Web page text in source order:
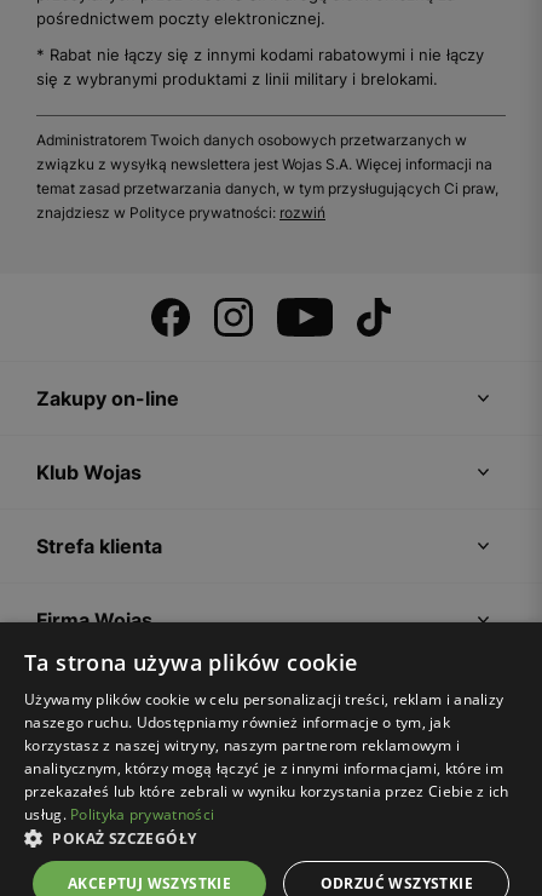
pośrednictwem poczty elektronicznej.
* Rabat nie łączy się z innymi kodami rabatowymi i nie łączy
się z wybranymi produktami z linii military i brelokami.
Administratorem Twoich danych osobowych przetwarzanych w
związku z wysyłką newslettera jest Wojas S.A. Więcej informacji na
temat zasad przetwarzania danych, w tym przysługujących Ci praw,
znajdziesz w Polityce prywatności: rozwiń
Zakupy on-line
Klub Wojas
Strefa klienta
Firma Wojas
Porady
Regulamin sklepu Polityka prywatności Ustawienia plików cookies
Ta strona używa plików cookie
Używamy plików cookie w celu personalizacji treści, reklam i analizy
naszego ruchu. Udostępniamy również informacje o tym, jak
korzystasz z naszej witryny, naszym partnerom reklamowym i
analitycznym, którzy mogą łączyć je z innymi informacjami, które im
przekazałeś lub które zebrali w wyniku korzystania przez Ciebie z ich
usług. Polityka prywatności
POKAŻ SZCZEGÓŁY
AKCEPTUJ WSZYSTKIE ODRZUĆ WSZYSTKIE